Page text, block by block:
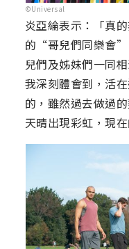
©Universal
炎亞綸表示：「真
的“哥兒們同樂會”
兒們及姊妹們一同
我深刻體會到，活
的，雖然過去做過
天晴出現彩虹，現